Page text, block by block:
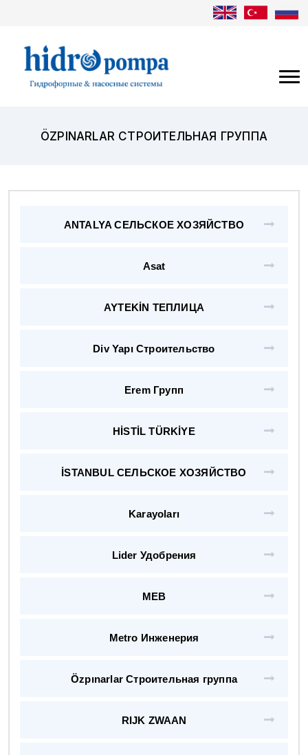
ÖZPINARLAR СТРОИТЕЛЬНАЯ ГРУППА
ANTALYA СЕЛЬСКОЕ ХОЗЯЙСТВО
Asat
AYTEKİN ТЕПЛИЦА
Div Yapı Строительство
Erem Групп
HİSTİL TÜRKİYE
İSTANBUL СЕЛЬСКОЕ ХОЗЯЙСТВО
Karayoları
Lider Удобрения
MEB
Metro Инженерия
Özpınarlar Строительная группа
RIJK ZWAAN